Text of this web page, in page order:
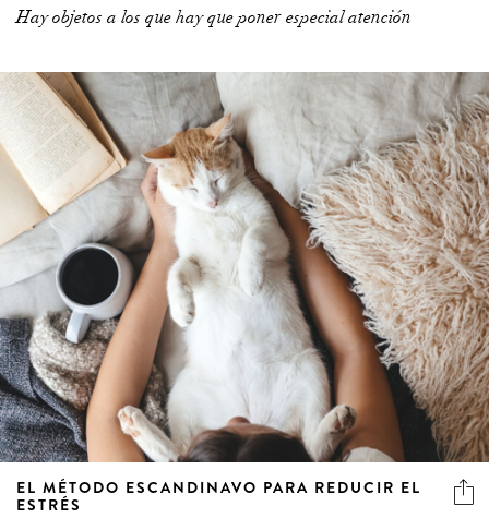
Hay objetos a los que hay que poner especial atención
EL MÉTODO ESCANDINAVO PARA REDUCIR EL
ESTRÉS